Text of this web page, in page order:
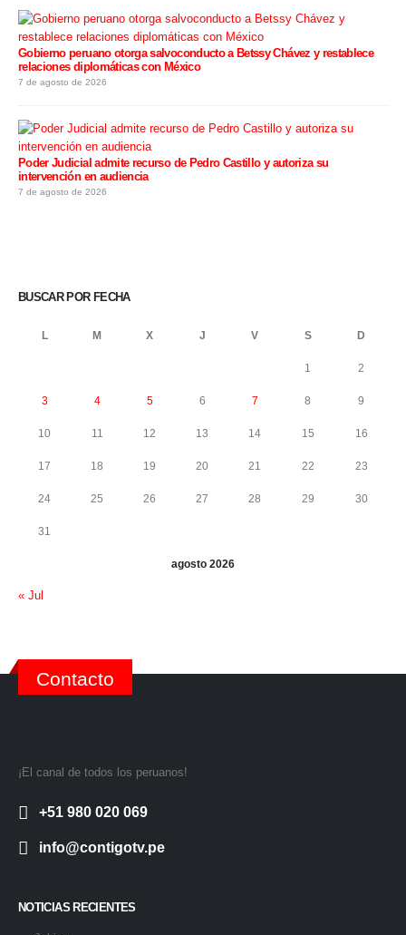
Gobierno peruano otorga salvoconducto a Betssy Chávez y restablece
relaciones diplomáticas con México
7 de agosto de 2026
Poder Judicial admite recurso de Pedro Castillo y autoriza su
intervención en audiencia
7 de agosto de 2026
BUSCAR POR FECHA
agosto 2026
L M X J V S D
1 2
3 4 5 6 7 8 9
10 11 12 13 14 15 16
17 18 19 20 21 22 23
24 25 26 27 28 29 30
31
« Jul
Contacto
¡El canal de todos los peruanos!
+51 980 020 069
info@contigotv.pe
NOTICIAS RECIENTES